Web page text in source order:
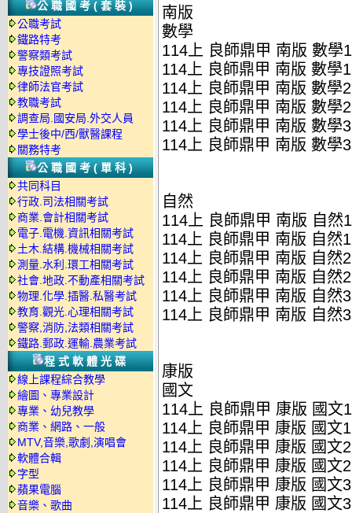
公職國考(套裝)
公職考試
鐵路特考
警察類考試
專技證照考試
律師法官考試
教職考試
調查局.國安局.外交人員
學士後中/西/獸醫課程
關務特考
公職國考(單科)
共同科目
行政.司法相關考試
商業.會計相關考試
電子.電機.資訊相關考試
土木.結構.機械相關考試
測量.水利.環工相關考試
社會.地政.不動產相關考試
物理.化學.插醫.私醫考試
教育.觀光.心理相關考試
警察,消防,法類相關考試
鐵路.郵政.運輸.農業考試
程式軟體光碟
線上課程綜合教學
繪圖、專業設計
專業、幼兒教學
商業、網路、一般
MTV,音樂,歌劇,演唱會
軟體合輯
字型
蘋果電腦
音樂、歌曲
南版
數學
114上 良師鼎甲 南版 數學
114上 良師鼎甲 南版 數學
114上 良師鼎甲 南版 數學
114上 良師鼎甲 南版 數學
114上 良師鼎甲 南版 數學
114上 良師鼎甲 南版 數學
自然
114上 良師鼎甲 南版 自然
114上 良師鼎甲 南版 自然
114上 良師鼎甲 南版 自然
114上 良師鼎甲 南版 自然
114上 良師鼎甲 南版 自然
114上 良師鼎甲 南版 自然
康版
國文
114上 良師鼎甲 康版 國文
114上 良師鼎甲 康版 國文
114上 良師鼎甲 康版 國文
114上 良師鼎甲 康版 國文
114上 良師鼎甲 康版 國文
114上 良師鼎甲 康版 國文